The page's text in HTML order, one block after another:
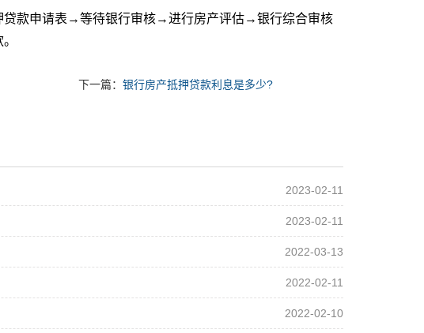
款申请表→等待银行审核→进行房产评估→银行综合审核
下一篇：银行房产抵押贷款利息是多少?
2023-02-11
2023-02-11
2022-03-13
2022-02-11
2022-02-10